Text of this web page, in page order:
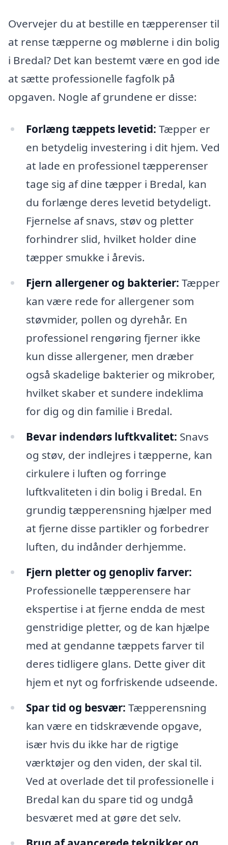
Overvejer du at bestille en tæpperenser til
at rense tæpperne og møblerne i din bolig
i Bredal? Det kan bestemt være en god ide
at sætte professionelle fagfolk på
opgaven. Nogle af grundene er disse:
Forlæng tæppets levetid: Tæpper er
en betydelig investering i dit hjem. Ved
at lade en professionel tæpperenser
tage sig af dine tæpper i Bredal, kan
du forlænge deres levetid betydeligt.
Fjernelse af snavs, støv og pletter
forhindrer slid, hvilket holder dine
tæpper smukke i årevis.
Fjern allergener og bakterier: Tæpper
kan være rede for allergener som
støvmider, pollen og dyrehår. En
professionel rengøring fjerner ikke
kun disse allergener, men dræber
også skadelige bakterier og mikrober,
hvilket skaber et sundere indeklima
for dig og din familie i Bredal.
Bevar indendørs luftkvalitet: Snavs
og støv, der indlejres i tæpperne, kan
cirkulere i luften og forringe
luftkvaliteten i din bolig i Bredal. En
grundig tæpperensning hjælper med
at fjerne disse partikler og forbedrer
luften, du indånder derhjemme.
Fjern pletter og genopliv farver:
Professionelle tæpperensere har
ekspertise i at fjerne endda de mest
genstridige pletter, og de kan hjælpe
med at gendanne tæppets farver til
deres tidligere glans. Dette giver dit
hjem et nyt og forfriskende udseende.
Spar tid og besvær: Tæpperensning
kan være en tidskrævende opgave,
især hvis du ikke har de rigtige
værktøjer og den viden, der skal til.
Ved at overlade det til professionelle i
Bredal kan du spare tid og undgå
besværet med at gøre det selv.